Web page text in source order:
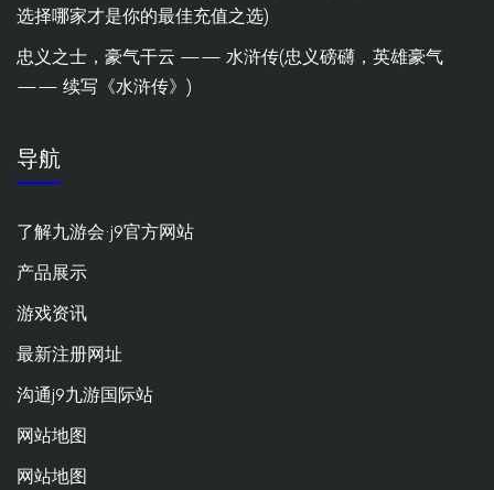
选择哪家才是你的最佳充值之选)
忠义之士，豪气干云 —— 水浒传(忠义磅礴，英雄豪气
—— 续写《水浒传》)
导航
了解九游会·j9官方网站
产品展示
游戏资讯
最新注册网址
沟通j9九游国际站
网站地图
网站地图